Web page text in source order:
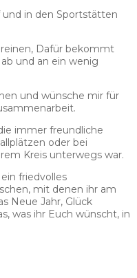
und in den Sportstätten
Dafür bekommt
und an ein wenig
und wünsche mir für
immer freundliche
oder bei
Kreis unterwegs war.
friedvolles
mit denen ihr am
Neue Jahr, Glück
was ihr Euch wünscht, in